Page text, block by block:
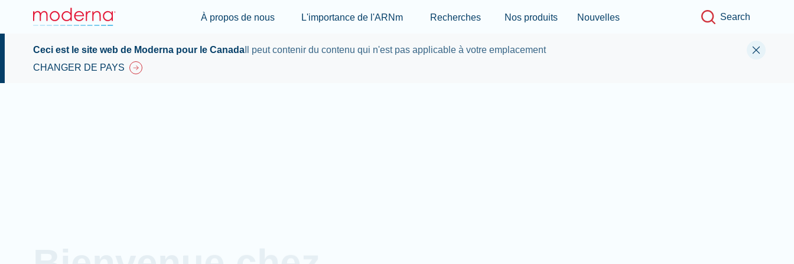
Skip to main content
À propos de nous L'importance de l'ARNm Recherches Nos produits Nouvelles Search
Ceci est le site web de Moderna pour le Canada Il peut contenir du contenu qui n'est pas applicable à votre emplacement
CHANGER DE PAYS